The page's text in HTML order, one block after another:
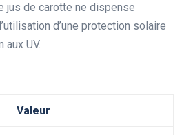
jus de carotte ne dispense
d’une protection solaire
aux UV.
Valeur